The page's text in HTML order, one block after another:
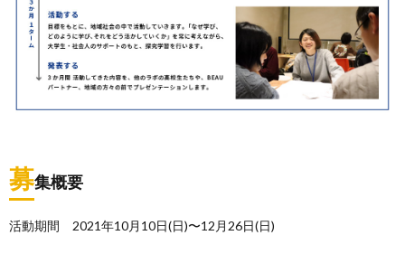
募集概要
活動期間 2021年10月10日(日)〜12月26日(日)